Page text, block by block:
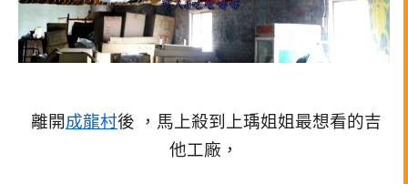
離開成龍村後 ，馬上殺到上瑀姐姐最想看的吉
他工廠，